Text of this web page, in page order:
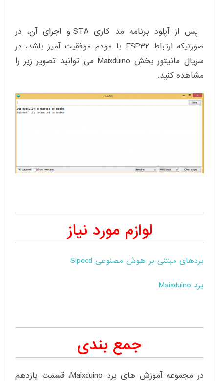
پس از آپلود برنامه مد کاری STA و اجرای آن، در
صورتیکه ارتباط ESP32 با مودم موفقیت آمیز باشد، در
سریال مانیتور بخش Maixduino می توانید تصویر زیر را
مشاهده کنید.
لوازم مورد نیاز
بردهای مبتنی بر هوش مصنوعی Sipeed
برد Maixduino
جمع بندی
در مجموعه آموزش های برد Maixduino، قسمت یازدهم